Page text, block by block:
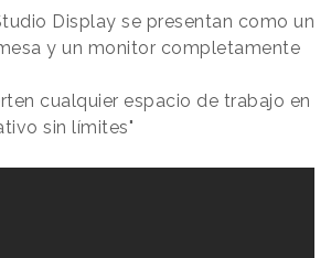
Display se presentan como un
y un monitor completamente
cualquier espacio de trabajo en
sin límites"